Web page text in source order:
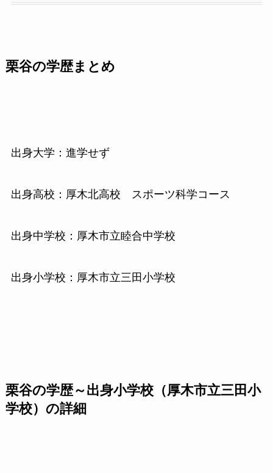
栗谷の学歴まとめ
出身大学：進学せず
出身高校：厚木北高校 スポーツ科学コース
出身中学校：厚木市立睦合中学校
出身小学校：厚木市立三田小学校
栗谷の学歴～出身小学校（厚木市立三田小
学校）の詳細